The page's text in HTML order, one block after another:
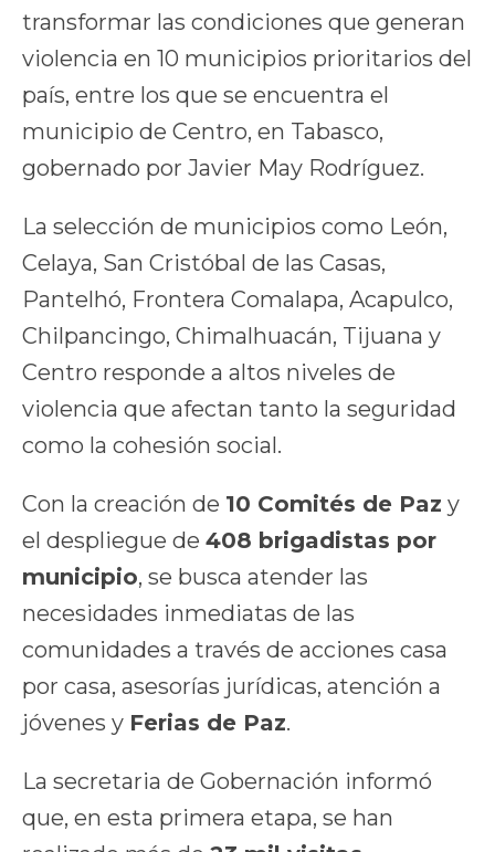
transformar las condiciones que generan
violencia en 10 municipios prioritarios del
país, entre los que se encuentra el
municipio de Centro, en Tabasco,
gobernado por Javier May Rodríguez.
La selección de municipios como León,
Celaya, San Cristóbal de las Casas,
Pantelhó, Frontera Comalapa, Acapulco,
Chilpancingo, Chimalhuacán, Tijuana y
Centro responde a altos niveles de
violencia que afectan tanto la seguridad
como la cohesión social.
Con la creación de 10 Comités de Paz y
el despliegue de 408 brigadistas por
municipio, se busca atender las
necesidades inmediatas de las
comunidades a través de acciones casa
por casa, asesorías jurídicas, atención a
jóvenes y Ferias de Paz.
La secretaria de Gobernación informó
que, en esta primera etapa, se han